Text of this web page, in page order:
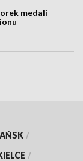
medali
/
/